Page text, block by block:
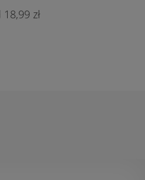
18,99 zł